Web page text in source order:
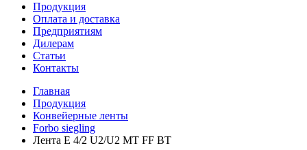
Продукция
Оплата и доставка
Предприятиям
Дилерам
Статьи
Контакты
Главная
Продукция
Конвейерные ленты
Forbo siegling
Лента E 4/2 U2/U2 MT FF BT